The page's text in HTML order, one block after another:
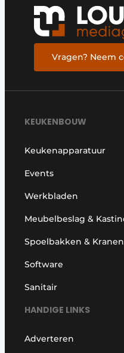
Vragen? Neem
KEUKENBOUW
Keukenapparatuur
Events
Werkbladen
Meubelbeslag &
Spoelbakken & Kranen
Software
Sanitair
HANDIGE LINKS
Adverteren